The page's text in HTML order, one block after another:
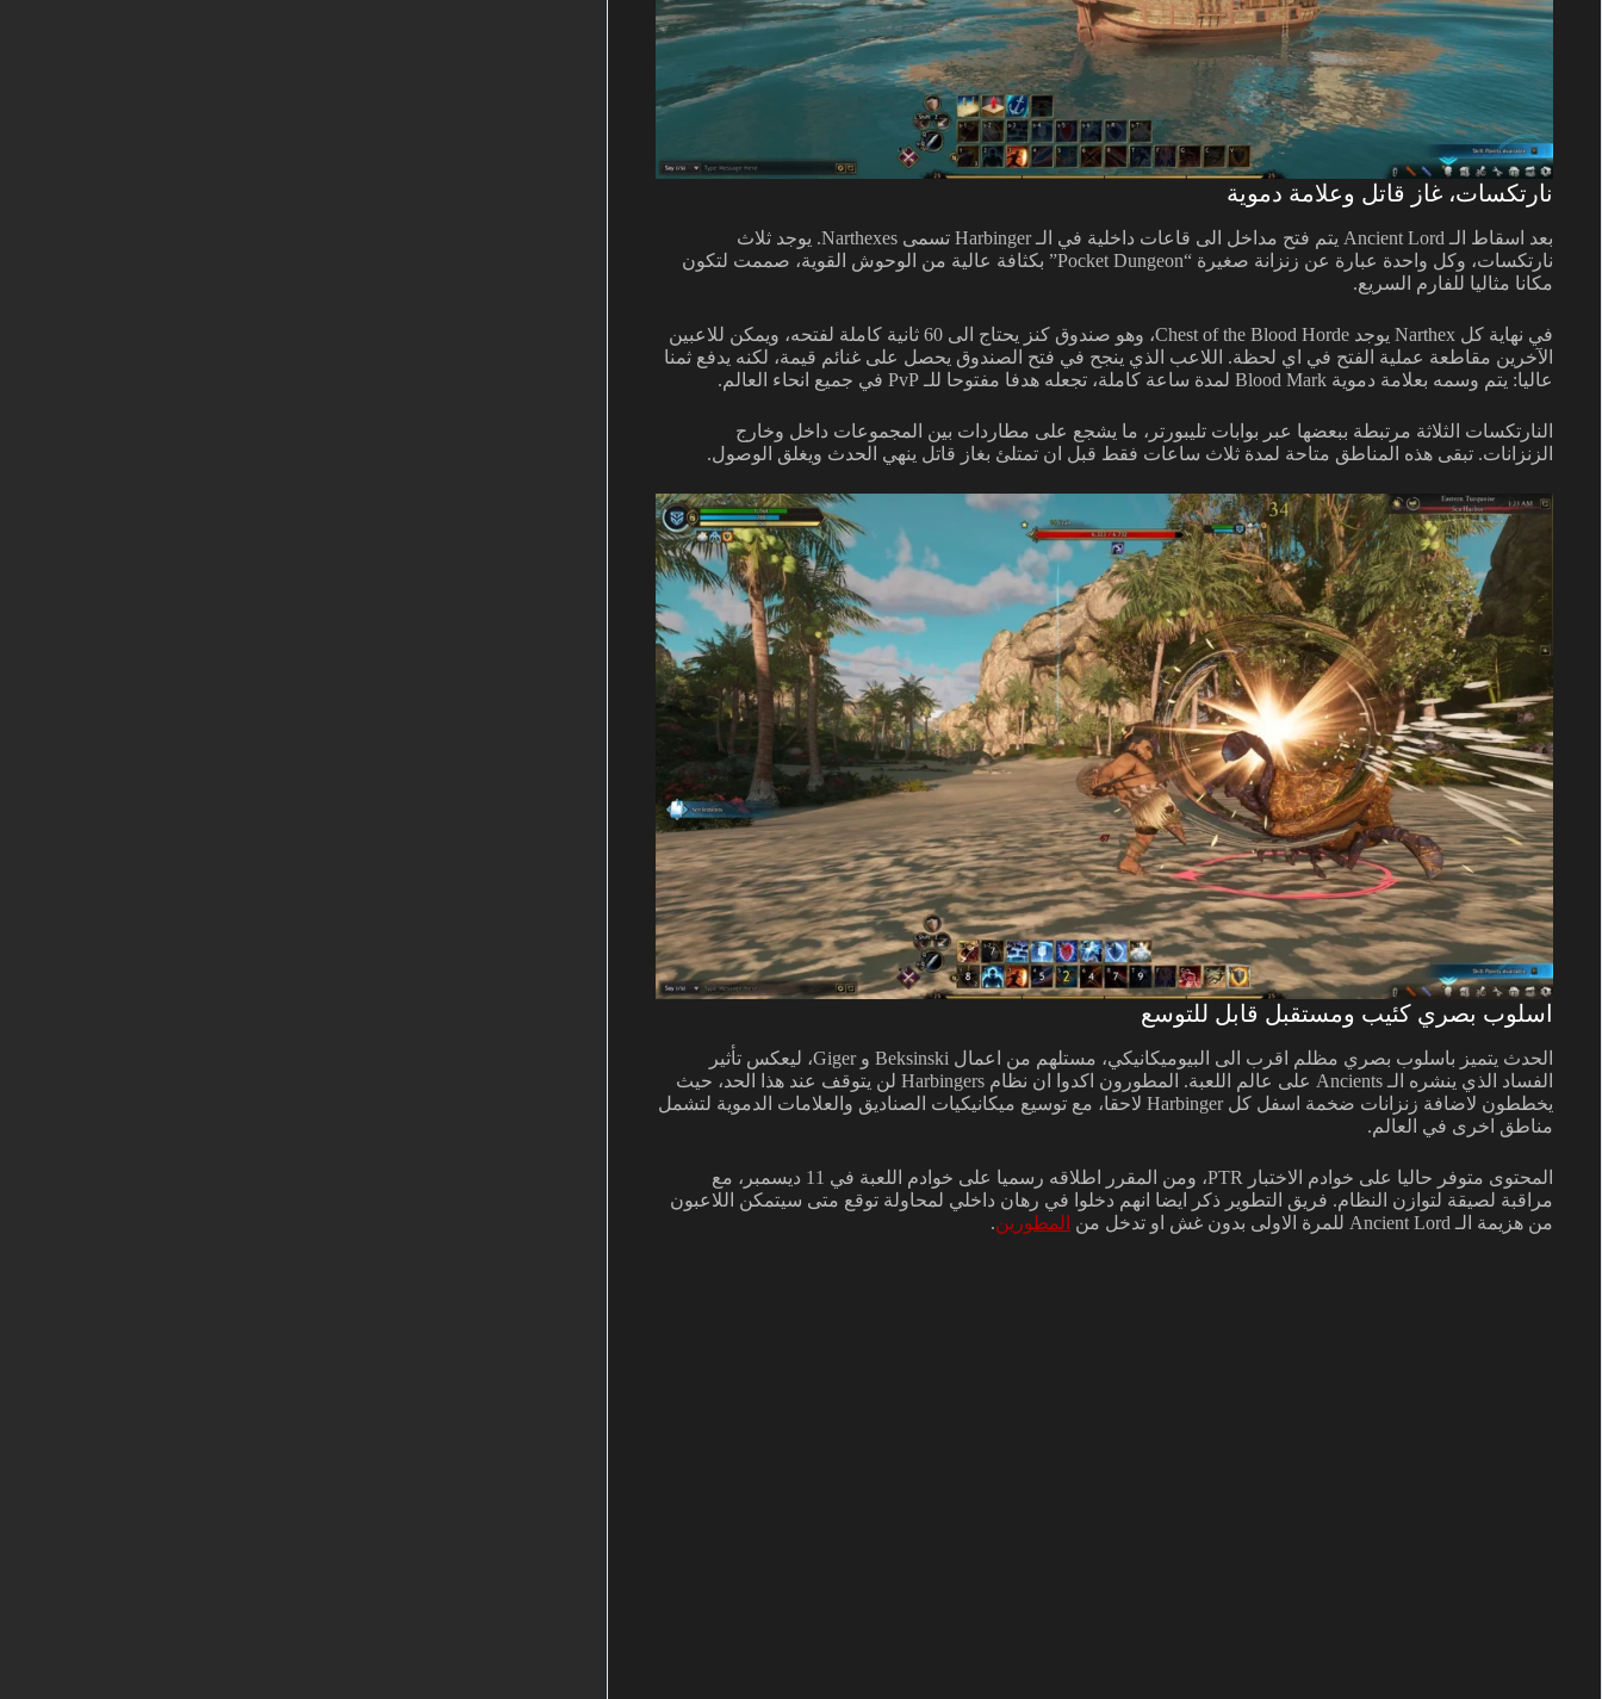
نارتكسات، غاز قاتل وعلامة دموية
بعد اسقاط الـ Ancient Lord يتم فتح مداخل الى قاعات داخلية في الـ Harbinger تسمى Narthexes. يوجد ثلاث
نارتكسات، وكل واحدة عبارة عن زنزانة صغيرة “Pocket Dungeon” بكثافة عالية من الوحوش القوية، صممت لتكون
مكانا مثاليا للفارم السريع.
في نهاية كل Narthex يوجد Chest of the Blood Horde، وهو صندوق كنز يحتاج الى 60 ثانية كاملة لفتحه، ويمكن للاعبين
الآخرين مقاطعة عملية الفتح في اي لحظة. اللاعب الذي ينجح في فتح الصندوق يحصل على غنائم قيمة، لكنه يدفع ثمنا
عاليا: يتم وسمه بعلامة دموية Blood Mark لمدة ساعة كاملة، تجعله هدفا مفتوحا للـ PvP في جميع انحاء العالم.
النارتكسات الثلاثة مرتبطة ببعضها عبر بوابات تليبورتر، ما يشجع على مطاردات بين المجموعات داخل وخارج
الزنزانات. تبقى هذه المناطق متاحة لمدة ثلاث ساعات فقط قبل ان تمتلئ بغاز قاتل ينهي الحدث ويغلق الوصول.
اسلوب بصري كئيب ومستقبل قابل للتوسع
الحدث يتميز باسلوب بصري مظلم اقرب الى البيوميكانيكي، مستلهم من اعمال Beksinski و Giger، ليعكس تأثير
الفساد الذي ينشره الـ Ancients على عالم اللعبة. المطورون اكدوا ان نظام Harbingers لن يتوقف عند هذا الحد، حيث
يخططون لاضافة زنزانات ضخمة اسفل كل Harbinger لاحقا، مع توسيع ميكانيكيات الصناديق والعلامات الدموية لتشمل
مناطق اخرى في العالم.
المحتوى متوفر حاليا على خوادم الاختبار PTR، ومن المقرر اطلاقه رسميا على خوادم اللعبة في 11 ديسمبر، مع
مراقبة لصيقة لتوازن النظام. فريق التطوير ذكر ايضا انهم دخلوا في رهان داخلي لمحاولة توقع متى سيتمكن اللاعبون
من هزيمة الـ Ancient Lord للمرة الاولى بدون غش او تدخل من
المطورين.